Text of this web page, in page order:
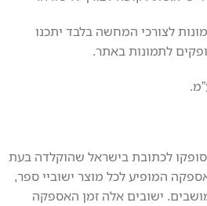
לצורכי המחשה בלבד יתכנו
לתמונות באתר.
לכתובת בישראל שהוקלדה בעת
המופיע לכל מוצר ישוביי ספר,
ישובים אלה זמן האספקה